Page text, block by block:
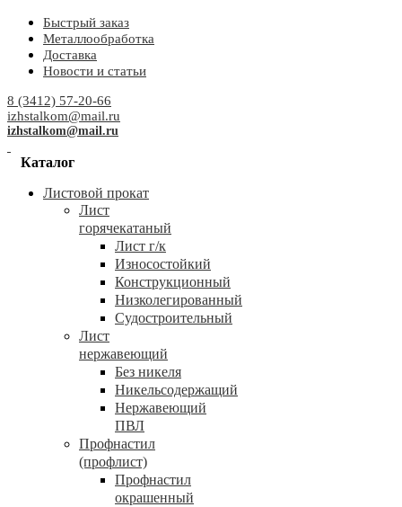
Быстрый заказ
Металлообработка
Доставка
Новости и статьи
8 (3412) 57-20-66
izhstalkom@mail.ru
izhstalkom@mail.ru
Каталог
Листовой прокат
Лист
горячекатаный
Лист г/к
Износостойкий
Конструкционный
Низколегированный
Судостроительный
Лист
нержавеющий
Без никеля
Никельсодержащий
Нержавеющий
ПВЛ
Профнастил
(профлист)
Профнастил
окрашенный